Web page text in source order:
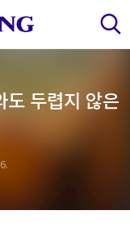
검색 레이어 열기
두렵지 않은